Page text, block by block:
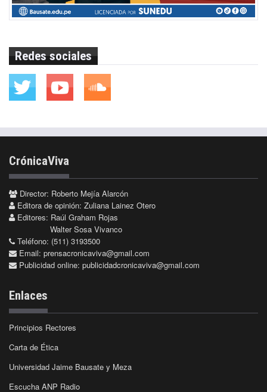
Redes sociales
CrónicaViva
Director: Roberto Mejía Alarcón
Editora de opinión: Zuliana Lainez Otero
Editores: Raúl Graham Rojas
Walter Sosa Vivanco
Teléfono: (511) 3193500
Email: prensacronicaviva@gmail.com
Publicidad online: publicidadcronicaviva@gmail.com
Enlaces
Principios Rectores
Carta de Ética
Universidad Jaime Bausate y Meza
Escucha ANP Radio